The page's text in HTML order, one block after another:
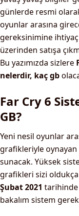
günlerde resmi
oyunlar arasına
gereksinimine
üzerinden satışa
Bu yazımızda sizlere
nelerdir, kaç gb
Far Cry 6
GB?
Yeni nesil oyunlar
grafikleriyle
sunacak. Yüksek
grafikleri sizi
Şubat 2021 tarihinde
bakalım sistem